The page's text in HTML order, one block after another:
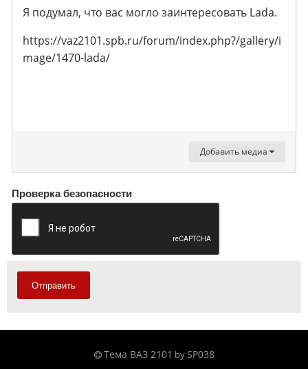
Я подумал, что вас могло заинтересовать Lada.
https://vaz2101.spb.ru/forum/index.php?/gallery/i
mage/1470-lada/
Добавить медиа
Проверка безопасности
Отправить
Тема ВАЗ 2101 by SP038